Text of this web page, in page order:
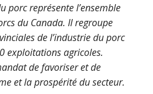
porc représente l’ensemble
du Canada. Il regroupe
de l’industrie du porc
exploitations agricoles.
de favoriser et de
et la prospérité du secteur.